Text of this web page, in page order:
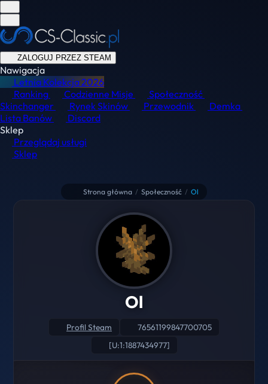
ZALOGUJ PRZEZ STEAM
Nawigacja
Letnia Kolekcja2026
Ranking
Codzienne Misje
Społeczność
Skinchanger
Rynek Skinów Przewodnik
Demka
Lista Banów
Discord
Sklep
Przeglądaj usługi
Sklep
Strona główna / Społeczność / Ol
Ol
Profil Steam
76561199847700705
[U:1:1887434977]